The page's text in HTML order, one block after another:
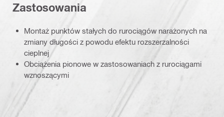
Zastosowania
Montaż punktów stałych do rurociągów narażonych na
zmiany długości z powodu efektu rozszerzalności
cieplnej
Obciążenia pionowe w zastosowaniach z rurociągami
wznoszącymi